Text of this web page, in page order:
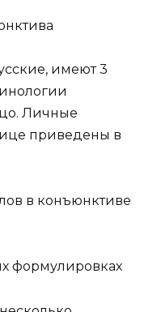
имеют 3
Личные
приведены в
в конъюнктиве
формулировках